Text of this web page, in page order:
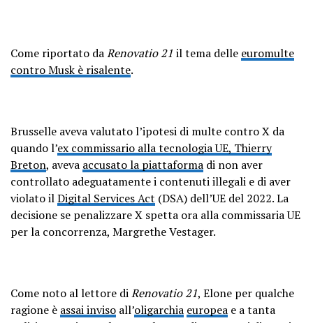
Come riportato daRenovatio 21 il tema delle euromulte
contro Musk è risalente.
Brusselle aveva valutato l’ipotesi di multe contro X da
quando l’ex commissario alla tecnologia UE, Thierry
Breton, aveva accusato la piattaforma di non aver
controllato adeguatamente i contenuti illegali e di aver
violato ilDigital Services Act (DSA) dell’UE del 2022. La
decisione se penalizzare X spetta ora alla commissaria UE
per la concorrenza, Margrethe Vestager.
Come noto al lettore diRenovatio 21, Elone per qualche
ragione è assai inviso all’oligarchia europea e a tanta